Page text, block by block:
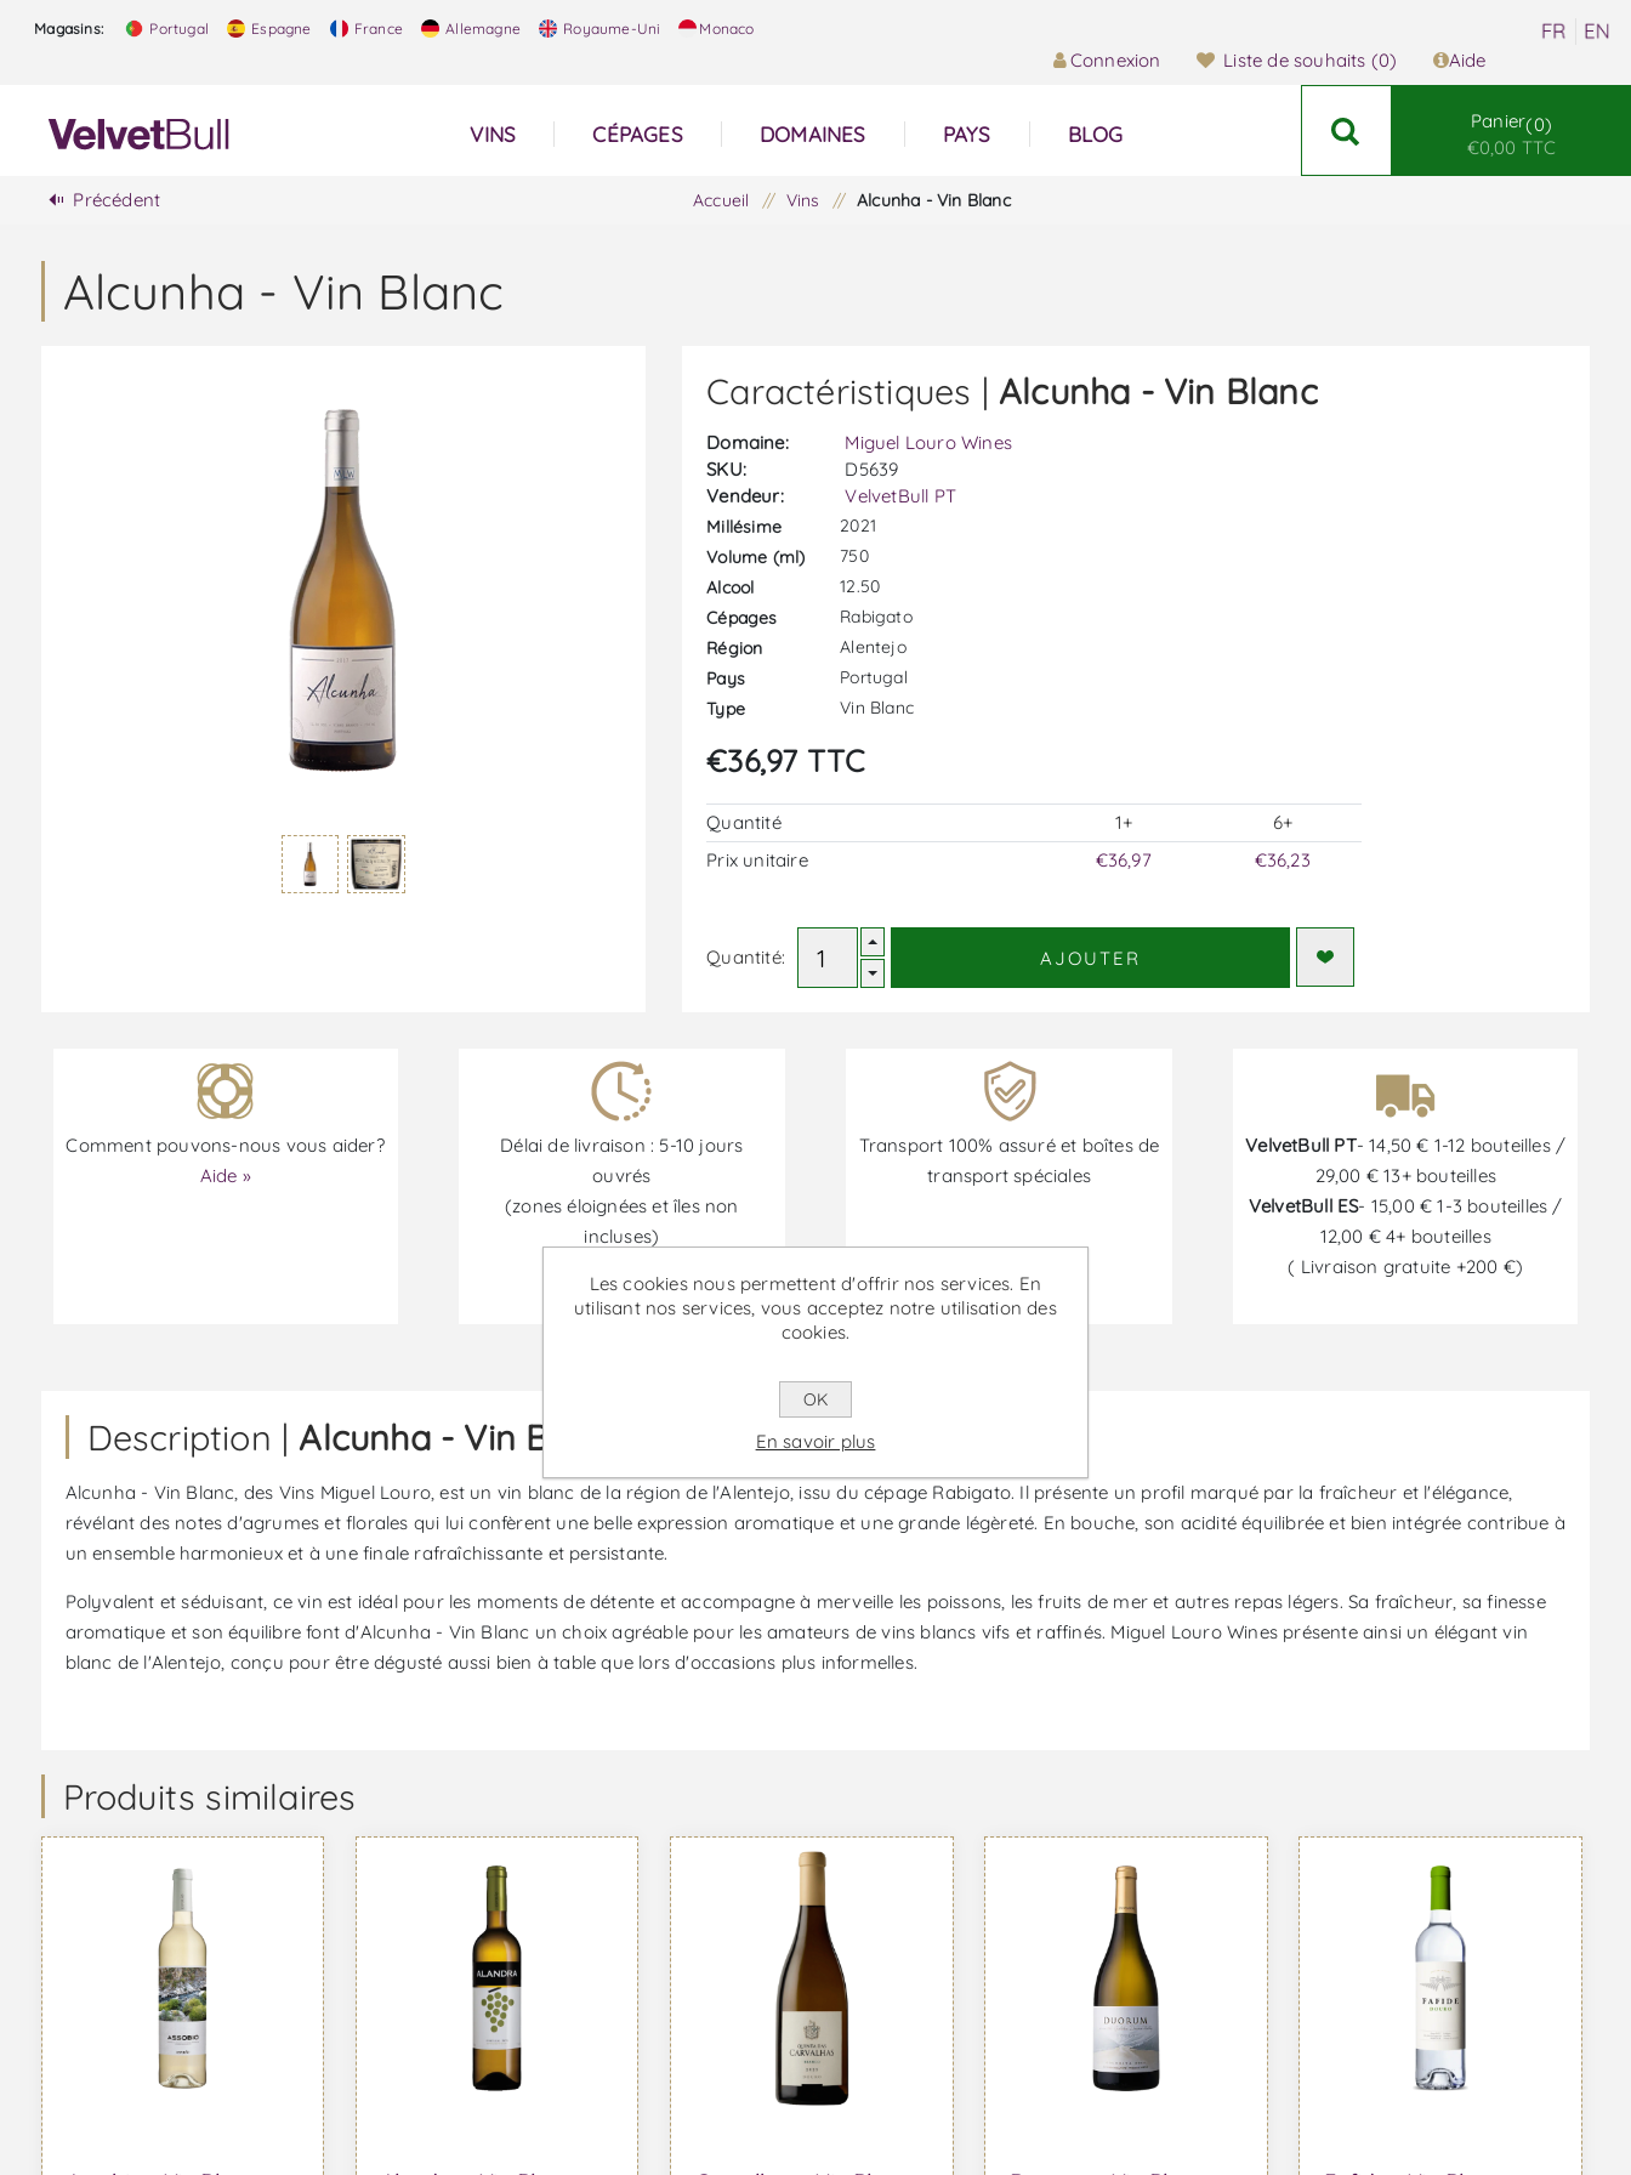
Magasins: Portugal Espagne France Allemagne Royaume-Uni Monaco
Connexion Liste de souhaits (0) Aide
VINS CÉPAGES DOMAINES PAYS BLOG
Panier 0
€0,00 TTC
Précédent Accueil / Vins / Alcunha - Vin Blanc
Alcunha - Vin Blanc
Caractéristiques |Alcunha - Vin Blanc
Domaine:
Miguel Louro Wines
SKU:
D5639
Vendeur:
VelvetBull PT
Millésime
2021
Volume (ml)
750
Alcool
12.50
Cépages
Rabigato
Région
Alentejo
Pays
Portugal
Type
Vin Blanc
€36,97 TTC
Quantité 1+
6+
Prix ​​unitaire
€36,97 €36,23
Quantité: AJOUTER
Comment pouvons-nous vous aider?
Aide »
Délai de livraison : 5-10 jours
ouvrés
(zones éloignées et îles non
incluses)
Transport 100% assuré et boîtes de
transport spéciales
VelvetBull PT- 14,50 € 1-12 bouteilles /
29,00 € 13+ bouteilles
VelvetBull ES- 15,00 € 1-3 bouteilles /
12,00 € 4+ bouteilles
( Livraison gratuite +200 €)
Les promotions sont disponibles du 30/06/2026 au 30/09/2026
Description |Alcunha - Vin Blanc
Alcunha - Vin Blanc, des Vins Miguel Louro, est un vin blanc de la région de l'Alentejo, issu du cépage Rabigato. Il présente un profil marqué par la fraîcheur et l'élégance,
révélant des notes d'agrumes et florales qui lui confèrent une belle expression aromatique et une grande légèreté. En bouche, son acidité équilibrée et bien intégrée contribue à
un ensemble harmonieux et à une finale rafraîchissante et persistante.
Polyvalent et séduisant, ce vin est idéal pour les moments de détente et accompagne à merveille les poissons, les fruits de mer et autres repas légers. Sa fraîcheur, sa finesse
aromatique et son équilibre font d'Alcunha - Vin Blanc un choix agréable pour les amateurs de vins blancs vifs et raffinés. Miguel Louro Wines présente ainsi un élégant vin
blanc de l'Alentejo, conçu pour être dégusté aussi bien à table que lors d'occasions plus informelles.
Produits similaires
Les cookies nous permettent d'offrir nos services. En
utilisant nos services, vous acceptez notre utilisation des
cookies.
OK
En savoir plus